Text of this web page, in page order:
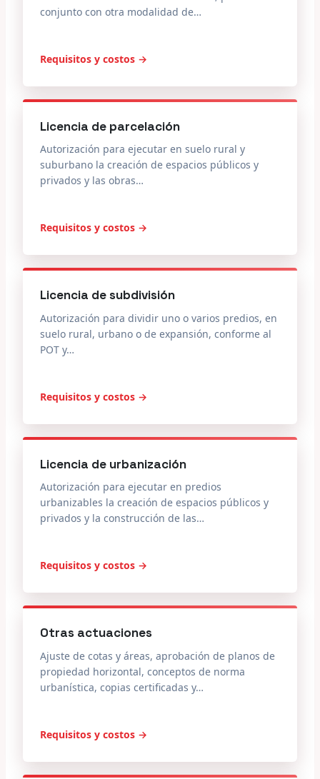
conjunto con otra modalidad de…
Requisitos y costos →
Licencia de parcelación
Autorización para ejecutar en suelo rural y
suburbano la creación de espacios públicos y
privados y las obras…
Requisitos y costos →
Licencia de subdivisión
Autorización para dividir uno o varios predios, en
suelo rural, urbano o de expansión, conforme al
POT y…
Requisitos y costos →
Licencia de urbanización
Autorización para ejecutar en predios
urbanizables la creación de espacios públicos y
privados y la construcción de las…
Requisitos y costos →
Otras actuaciones
Ajuste de cotas y áreas, aprobación de planos de
propiedad horizontal, conceptos de norma
urbanística, copias certificadas y…
Requisitos y costos →